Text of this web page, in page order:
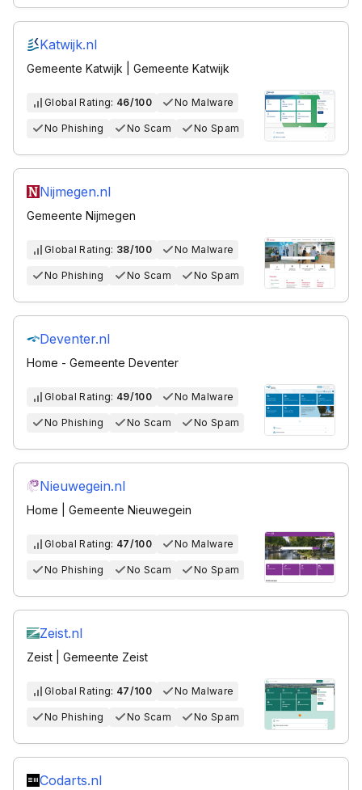
Katwijk.nl
Gemeente Katwijk | Gemeente Katwijk
Global Rating: 46/100 No Malware
No Phishing No Scam No Spam
Nijmegen.nl
Gemeente Nijmegen
Global Rating: 38/100 No Malware
No Phishing No Scam No Spam
Deventer.nl
Home - Gemeente Deventer
Global Rating: 49/100 No Malware
No Phishing No Scam No Spam
Nieuwegein.nl
Home | Gemeente Nieuwegein
Global Rating: 47/100 No Malware
No Phishing No Scam No Spam
Zeist.nl
Zeist | Gemeente Zeist
Global Rating: 47/100 No Malware
No Phishing No Scam No Spam
Codarts.nl